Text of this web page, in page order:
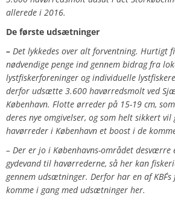
allerede i 2016.
De første udsætninger
– Det lykkedes over alt forventning. Hurtigt
nødvendige penge ind gennem bidrag fra
lystfiskerforeninger og individuelle lystfiskere
derfor udsætte 3.600 havørredsmolt ved
København. Flotte ørreder på 15-19 cm,
deres nye omgivelser, og som helt sikkert
havørreder i København et boost i de
– Der er jo i Københavns-området
gydevand til havørrederne, så her kan
gennem udsætninger. Derfor har en af
komme i gang med udsætninger her.